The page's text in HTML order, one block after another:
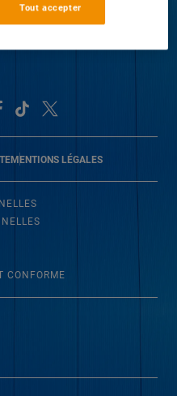
MENTIONS LÉGALES
CONFORME
Tout accepter